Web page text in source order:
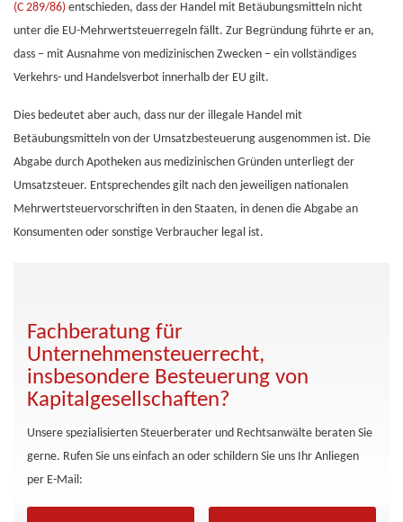
(C 289/86) entschieden, dass der Handel mit Betäubungsmitteln nicht
unter die EU-Mehrwertsteuerregeln fällt. Zur Begründung führte er an,
dass – mit Ausnahme von medizinischen Zwecken – ein vollständiges
Verkehrs- und Handelsverbot innerhalb der EU gilt.
Dies bedeutet aber auch, dass nur der illegale Handel mit
Betäubungsmitteln von der Umsatzbesteuerung ausgenommen ist. Die
Abgabe durch Apotheken aus medizinischen Gründen unterliegt der
Umsatzsteuer. Entsprechendes gilt nach den jeweiligen nationalen
Mehrwertsteuervorschriften in den Staaten, in denen die Abgabe an
Konsumenten oder sonstige Verbraucher legal ist.
Fachberatung für
Unternehmensteuerrecht,
insbesondere Besteuerung von
Kapitalgesellschaften?
Unsere spezialisierten Steuerberater und Rechtsanwälte beraten Sie
gerne. Rufen Sie uns einfach an oder schildern Sie uns Ihr Anliegen
per E-Mail: